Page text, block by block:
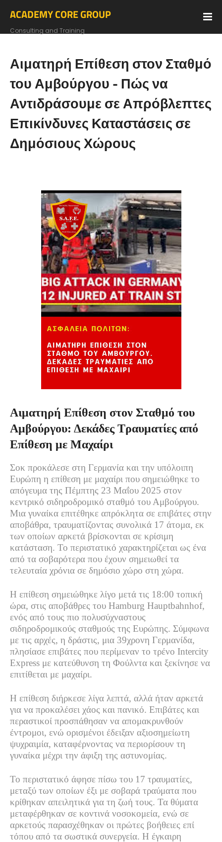
ACADEMY CORE GROUP
Consulting and Training
Αιματηρή Επίθεση στον Σταθμό
του Αμβούργου - Πώς να
Αντιδράσουμε σε Απρόβλεπτες
Επικίνδυνες Καταστάσεις σε
Δημόσιους Χώρους
Αιματηρή Επίθεση στον Σταθμό του
Αμβούργου: Δεκάδες Τραυματίες από
Επίθεση με Μαχαίρι
Σοκ προκάλεσε στη Γερμανία και την υπόλοιπη
Ευρώπη η επίθεση με μαχαίρι που σημειώθηκε το
απόγευμα της Πέμπτης 23 Μαΐου 2025 στον
κεντρικό σιδηροδρομικό σταθμό του Αμβούργου.
Μια γυναίκα επιτέθηκε απρόκλητα σε επιβάτες στην
αποβάθρα, τραυματίζοντας συνολικά 17 άτομα, εκ
των οποίων αρκετά βρίσκονται σε κρίσιμη
κατάσταση. Το περιστατικό χαρακτηρίζεται ως ένα
από τα σοβαρότερα που έχουν σημειωθεί τα
τελευταία χρόνια σε δημόσιο χώρο στη χώρα.
Η επίθεση σημειώθηκε λίγο μετά τις 18:00 τοπική
ώρα, στις αποβάθρες του Hamburg Hauptbahnhof,
ενός από τους πιο πολυσύχναστους
σιδηροδρομικούς σταθμούς της Ευρώπης. Σύμφωνα
με τις αρχές, η δράστις, μια 39χρονη Γερμανίδα,
πλησίασε επιβάτες που περίμεναν το τρένο Intercity
Express με κατεύθυνση τη Φούλντα και ξεκίνησε να
επιτίθεται με μαχαίρι.
Η επίθεση διήρκεσε λίγα λεπτά, αλλά ήταν αρκετά
για να προκαλέσει χάος και πανικό. Επιβάτες και
περαστικοί προσπάθησαν να απομακρυνθούν
έντρομοι, ενώ ορισμένοι έδειξαν αξιοσημείωτη
ψυχραιμία, καταφέρνοντας να περιορίσουν τη
γυναίκα μέχρι την άφιξη της αστυνομίας.
Το περιστατικό άφησε πίσω του 17 τραυματίες,
μεταξύ των οποίων έξι με σοβαρά τραύματα που
κρίθηκαν απειλητικά για τη ζωή τους. Τα θύματα
μεταφέρθηκαν σε κοντινά νοσοκομεία, ενώ σε
αρκετούς παρασχέθηκαν οι πρώτες βοήθειες επί
τόπου από τα σωστικά συνεργεία. Η έγκαιρη